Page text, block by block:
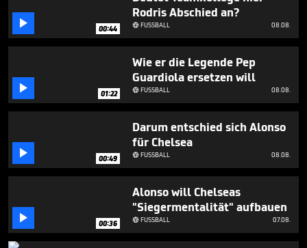
minutes,
seconds
 00:44
Rodris Abschied an?
FUSSBALL 08.08.
 01:22
Wie er die Legende Pep
Guardiola ersetzen will
FUSSBALL 08.08.
 00:49
Darum entschied sich Alonso
für Chelsea
FUSSBALL 08.08.
 00:36
Alonso will Chelseas
"Siegermentalität" aufbauen
FUSSBALL 07.08.